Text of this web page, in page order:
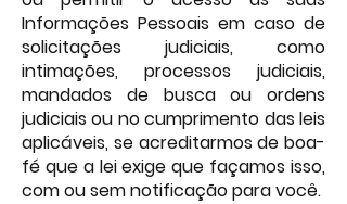
Informações Pessoais em caso de
solicitações judiciais, como
intimações, processos judiciais,
mandados de busca ou ordens
judiciais ou no cumprimento das leis
aplicáveis, se acreditarmos de boa-
fé que a lei exige que façamos isso,
com ou sem notificação para você.